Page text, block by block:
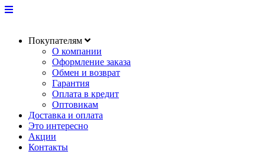
Покупателям
О компании
Оформление заказа
Обмен и возврат
Гарантия
Оплата в кредит
Оптовикам
Доставка и оплата
Это интересно
Акции
Контакты